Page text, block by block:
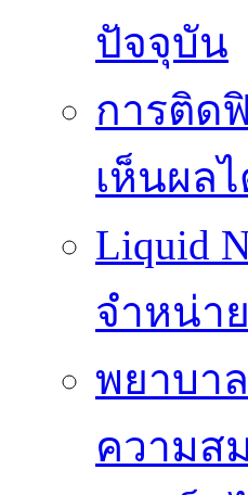
ปัจจุบัน
การติด
เห็นผล
Liquid
จำหน่า
พยาบา
ความส